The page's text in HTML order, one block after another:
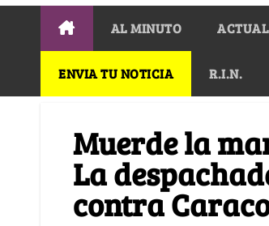
AL MINUTO
ENVIA TU NOTICIA R.I.N.
Muerde la
La
contra